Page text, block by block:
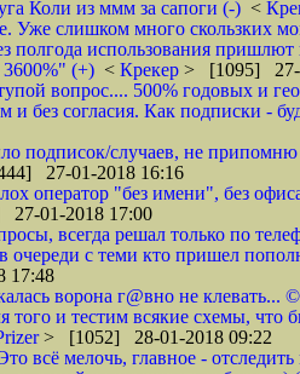
Коли из ммм за сапоги (-) <
Уже слишком много скользких
полгода использования
3600%" (+) < Крекер > [1095] 27-
вопрос.... 500% годовых и
и без согласия. Как подписки -
подписок/случаев, не
27-01-2018 16:16
оператор "без имени", без
01-2018 17:00
всегда решал только по
в очереди с теми кто пришел
17:48
ворона г@вно не клевать...
того и тестим всякие схемы, что
> [1052] 28-01-2018 09:22
всё мелочь, главное -